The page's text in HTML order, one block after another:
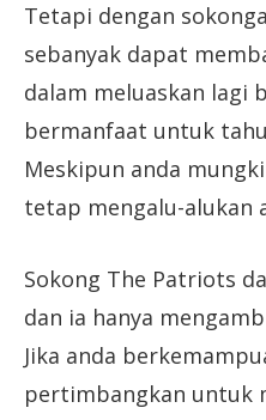
Tetapi dengan
sebanyak dapat
dalam meluaskan lagi
bermanfaat untuk
Meskipun anda
tetap mengalu-alukan
Sokong The Patriots
dan ia hanya
Jika anda
pertimbangkan untuk